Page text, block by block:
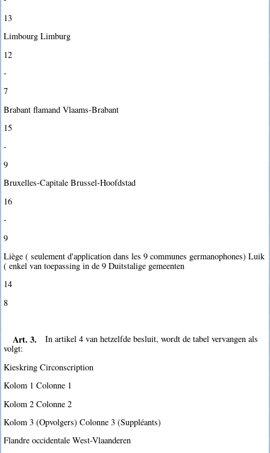
13
Limbourg Limburg
12
-
7
Brabant flamand Vlaams-Brabant
15
-
9
Bruxelles-Capitale Brussel-Hoofdstad
16
-
9
Liège ( seulement d'application dans les 9 communes germanophones) Luik
( enkel van toepassing in de 9 Duitstalige gemeenten
14
8
Art. 3.
In artikel 4 van hetzelfde besluit, wordt de tabel vervangen als
volgt:
Kieskring Circonscription
Kolom 1 Colonne 1
Kolom 2 Colonne 2
Kolom 3 (Opvolgers) Colonne 3 (Suppléants)
Flandre occidentale West-Vlaanderen